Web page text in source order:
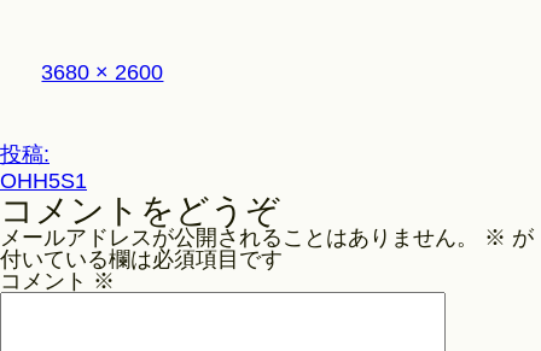
Philosophy
フ
ル
ズ
3680 × 2600
投
稿
ナ
ビ
ゲ
投稿:
OHH5S1
コメントをどうぞ
メールアドレスが公開されることはありません。 ※ が
付いている欄は必須項目です
コメント ※